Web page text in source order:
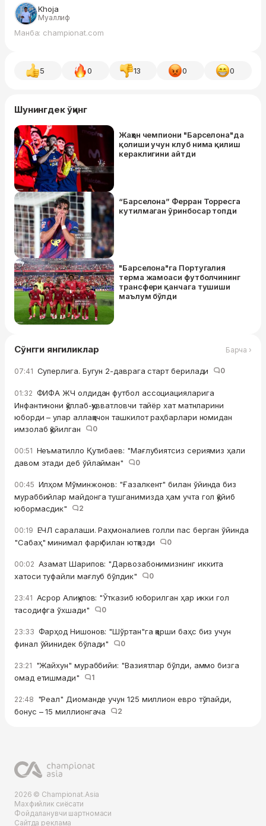
Khoja
Муаллиф
Манба: championat.com
5 0 13 0 0
Шунингдек ўқинг
Жаҳон чемпиони "Барселона"да
қолиши учун клуб нима қилиш
кераклигини айтди
“Барселона” Ферран Торресга
кутилмаган ўринбосар топди
"Барселона"га Португалия
терма жамоаси футболчининг
трансфери қанчага тушиши
маълум бўлди
Сўнгги янгиликлар Барча ›
07:41 Суперлига. Бугун 2-даврага старт берилади 0
01:32 ФИФА ЖЧ олдидан футбол ассоциацияларига
Инфантинони қўллаб-қувватловчи тайёр хат матнларини
юборди – улар аллақачон ташкилот раҳбарлари номидан
имзолаб қўйилган
0
00:51 Неъматилло Қутибаев: "Мағлубиятсиз сериямиз ҳали
давом этади деб ўйлайман"
0
00:45 Илҳом Мўминжонов: "Ғазалкент" билан ўйинда биз
мураббийлар майдонга тушганимизда ҳам учта гол қўйиб
юбормасдик"
2
00:19 ЕЧЛ саралаши. Раҳмоналиев голли пас берган ўйинда
"Сабаҳ" минимал фарқ билан ютқазди
0
00:02 Азамат Шарипов: "Дарвозабонимизнинг иккита
хатоси туфайли мағлуб бўлдик"
0
23:41 Асрор Алиқулов: "Ўтказиб юборилган ҳар икки гол
тасодифга ўхшади"
0
23:33 Фарҳод Нишонов: "Шўртан"га қарши баҳс биз учун
финал ўйинидек бўлади"
0
23:21 "Жайхун" мураббийи: "Вазиятлар бўлди, аммо бизга
омад етишмади"
1
22:48 "Реал" Диоманде учун 125 миллион евро тўлайди,
бонус – 15 миллионгача
2
2026 © Championat.Asia
Махфийлик сиёсати
Фойдаланувчи шартномаси
Сайтда реклама